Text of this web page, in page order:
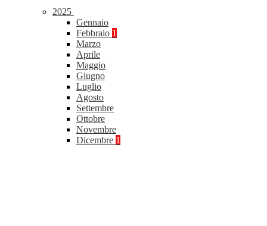
2025
Gennaio
Febbraio 1
Marzo
Aprile
Maggio
Giugno
Luglio
Agosto
Settembre
Ottobre
Novembre
Dicembre 1